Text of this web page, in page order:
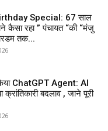
Special: 67 साल
कैसा रहा ” पंचायत “की “मंजु
तक...
ChatGPT Agent: AI
क्रांतिकारी बदलाव , जाने पूरी